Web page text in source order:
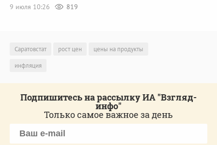
9 июля 10:26
819
Саратовстат рост цен
цены на продукты
инфляция
Подпишитесь на рассылку ИА "Взгляд-
инфо"
Только самое важное за день